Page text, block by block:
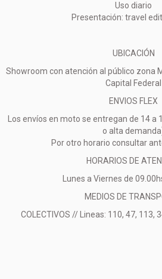
Uso diario
Presentación: travel
UBICACIÓN
Showroom con atención al público zona
Capital Federal
ENVIOS FLEX
Los envíos en moto se entregan de 14 a
o alta
Por otro horario consultar
HORARIOS DE
Lunes a Viernes de
MEDIOS DE
COLECTIVOS // Lineas: 110, 47, 113,